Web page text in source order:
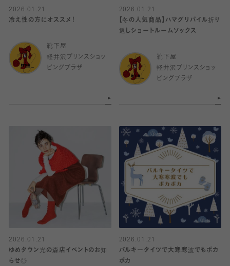
2026.01.21
冷え性の方にオススメ！
靴下屋
軽井沢プリンスショッ
ピングプラザ
2026.01.21
【冬の人気商品】ハマグリパイル折り
返しショートルームソックス
靴下屋
軽井沢プリンスショッ
ピングプラザ
2026.01.21
ゆめタウン光の森店イベントのお知
らせ◎
2026.01.21
バルキータイツで大寒寒波でもポカ
ポカ